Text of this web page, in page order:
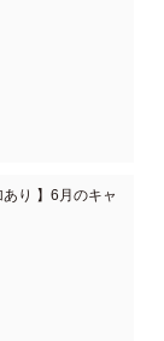
あり 】6月のキャ